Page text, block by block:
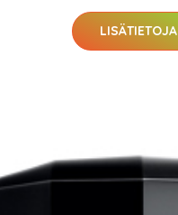
LISÄTIETOJA